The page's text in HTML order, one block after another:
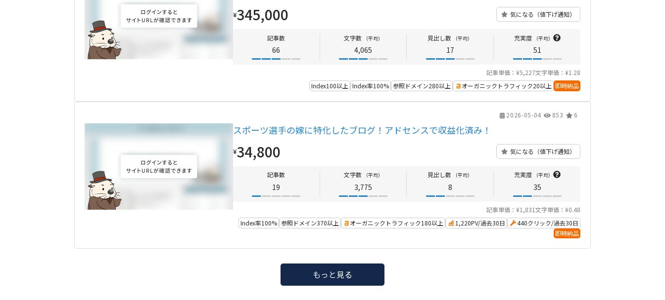
¥345,000 気になる（値下げ通知）
記事数
66
文字数 （平均）
4,065
見出し数 （平均）
17
充実度 （平均）
51
記事単価：¥5,227文字単価：¥1.28
Index100以上 Index率100% 参照ドメイン280以上 オーガニックトラフィック20以上 即時納品
2026-05-04 853 6
スポーツ選手の嫁に特化したブログ！アドセンスで収益化済み！
¥34,800 気になる（値下げ通知）
記事数
19
文字数 （平均）
3,775
見出し数 （平均）
8
充実度 （平均）
35
記事単価：¥1,831文字単価：¥0.48
Index率100% 参照ドメイン370以上 オーガニックトラフィック180以上 1,220PV/過去30日
440クリック/過去30日
即時納品
もっと見る